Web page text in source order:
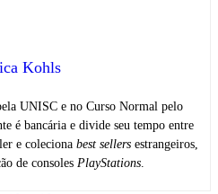
Kohls
UNISC e no Curso Normal pelo
é bancária e divide seu tempo entre
e coleciona best sellers estrangeiros,
de consoles PlayStations